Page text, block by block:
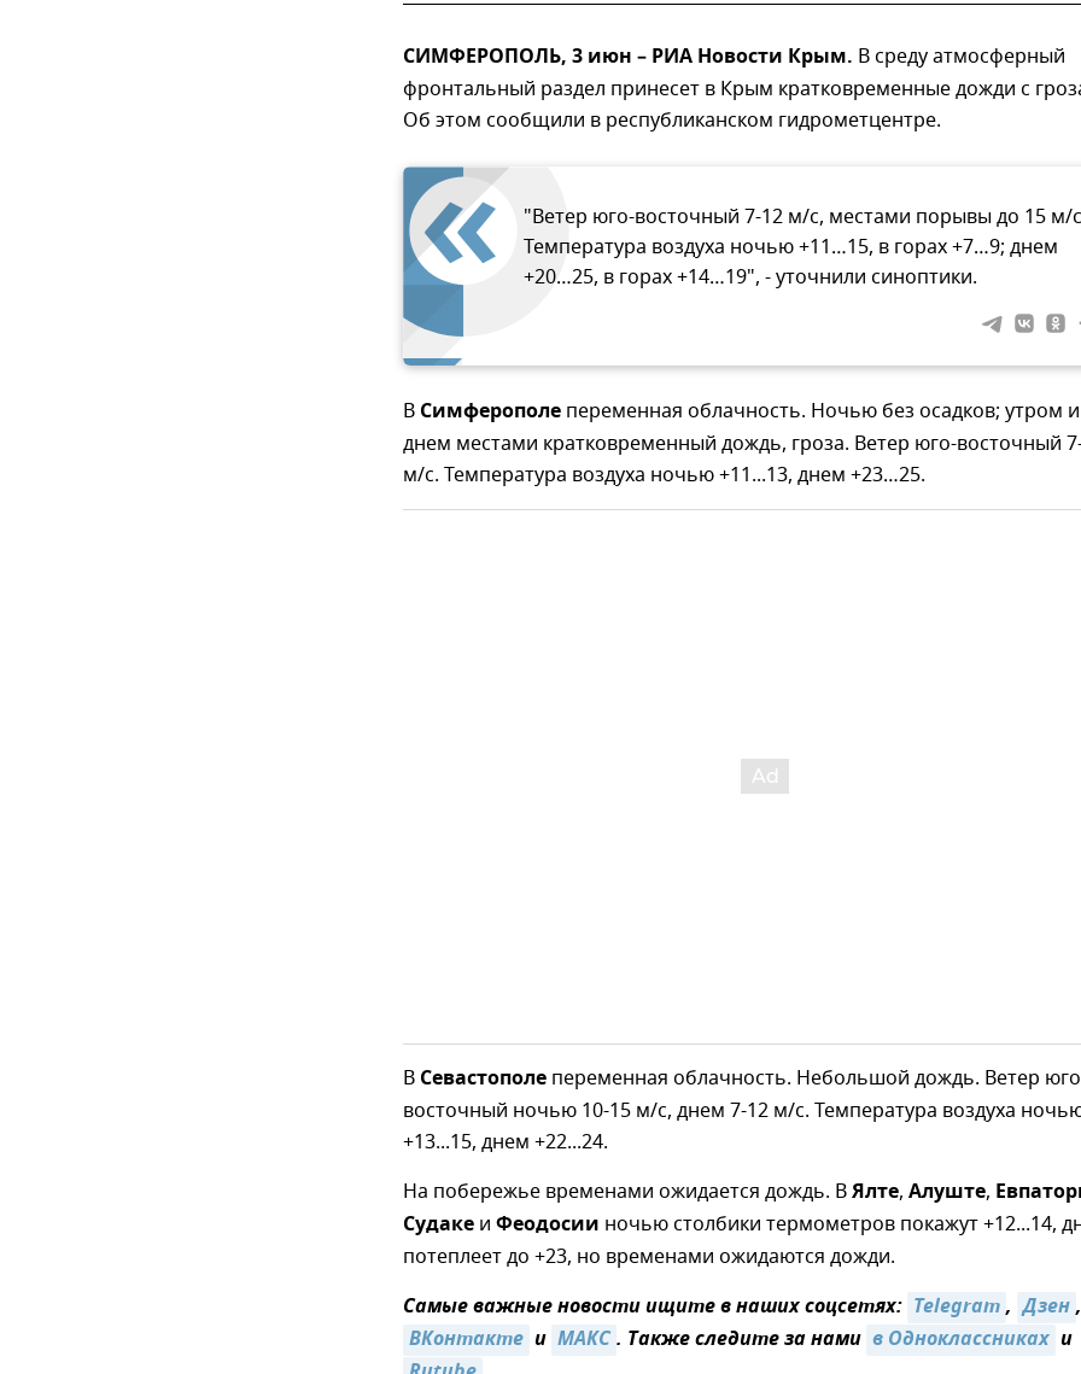
СИМФЕРОПОЛЬ, 3 июн – РИА Новости Крым. В среду атмосферный
фронтальный раздел принесет в Крым кратковременные дожди с
Об этом сообщили в республиканском гидрометцентре.
"Ветер юго-восточный 7-12 м/с, местами порывы до 15 м/
Температура воздуха ночью +11…15, в горах +7…9; днем
+20…25, в горах +14…19", - уточнили синоптики.
В Симферополе переменная облачность. Ночью без осадков; утром и
днем местами кратковременный дождь, гроза. Ветер юго-восточный
м/с. Температура воздуха ночью +11...13, днем +23…25.
В Севастополе переменная облачность. Небольшой дождь. Ветер
восточный ночью 10-15 м/с, днем 7-12 м/с. Температура воздуха
+13...15, днем +22...24.
На побережье временами ожидается дождь. ВЯлте, Алуште,
Судаке и Феодосии ночью столбики термометров покажут +12...14,
потеплеет до +23, но временами ожидаются дожди.
Самые важные новости ищите в наших соцсетях: Telegram, Дзен,
ВКонтакте и МАКС. Также следите за нами в Одноклассниках и